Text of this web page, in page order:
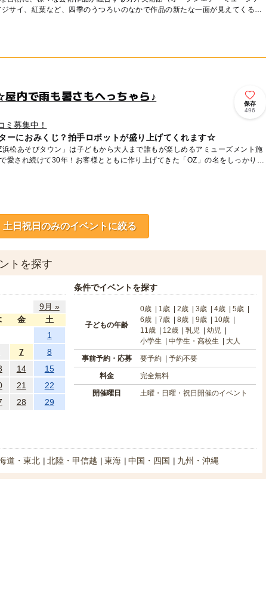
内で雨も暑さもへっちゃら♪
保存
496
ミ募集中！
ーにおみくじ？拍手ロボットが盛り上げてくれます☆
浜松あそびタウン」は子どもから大人まで誰もが楽しめるアミューズメント施
愛され続けて30年！お客様とともに作り上げてきた「OZ」の名をしっかりと
土日祝日のみのイベントに絞る
トを探す
9月 »
金
土
1
7
8
14
15
21
22
28
29
条件でイベントを探す
子どもの年齢
0歳 1歳 2歳 3歳 4歳
5歳
6歳
7歳 8歳 9歳
10歳
11歳
12歳 乳児
幼児
小学生
中学生・高校生 大人
事前予約・応募 要予約 予約不要
料金 完全無料
開催曜日 土曜・日曜・祝日開催のイベント
道・東北 北陸・甲信越 東海 中国・四国 九州・沖縄